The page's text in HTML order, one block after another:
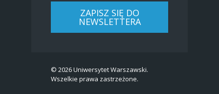
ZAPISZ SIĘ DO
NEWSLETTERA
© 2026 Uniwersytet Warszawski.
Wszelkie prawa zastrzeżone.